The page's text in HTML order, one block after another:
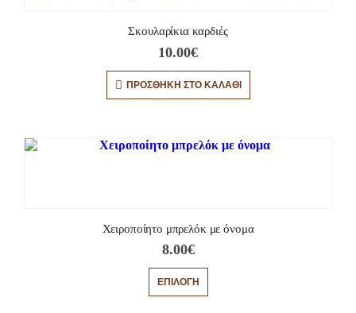
Σκουλαρίκια καρδιές
10.00€
ΠΡΟΣΘΉΚΗ ΣΤΟ ΚΑΛΆΘΙ
Χειροποίητο μπρελόκ με όνομα
8.00€
ΕΠΙΛΟΓΉ